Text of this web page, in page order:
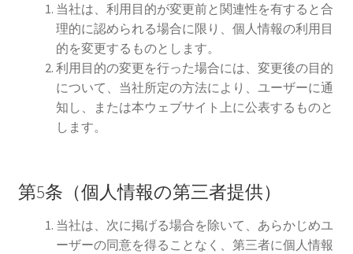
当社は、利用目的が変更前と関連性を有すると合
理的に認められる場合に限り、個人情報の利用目
的を変更するものとします。
利用目的の変更を行った場合には、変更後の目的
について、当社所定の方法により、ユーザーに通
知し、または本ウェブサイト上に公表するものと
します。
第5条（個人情報の第三者提供）
当社は、次に掲げる場合を除いて、あらかじめユ
ーザーの同意を得ることなく、第三者に個人情報